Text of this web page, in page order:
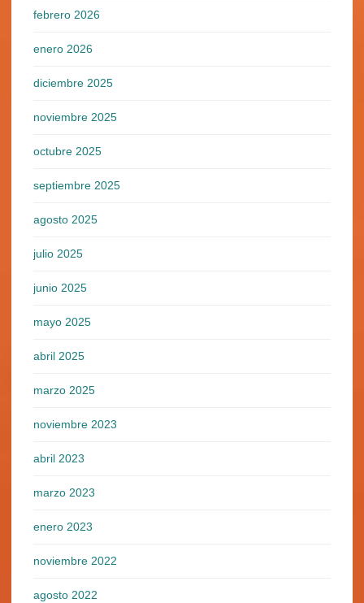
febrero 2026
enero 2026
diciembre 2025
noviembre 2025
octubre 2025
septiembre 2025
agosto 2025
julio 2025
junio 2025
mayo 2025
abril 2025
marzo 2025
noviembre 2023
abril 2023
marzo 2023
enero 2023
noviembre 2022
agosto 2022